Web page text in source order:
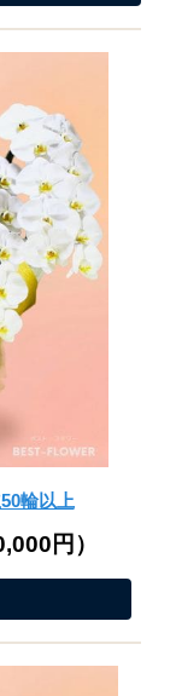
輪以上
円 ）